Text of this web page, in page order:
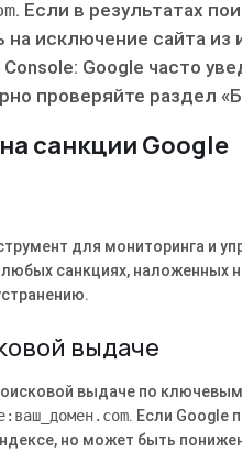
. Если в результатах
исключение сайта из
Google часто
проверяйте раздел
санкции Google
для мониторинга и
санкциях, наложенных
выдаче
выдаче по
. Если Google
но может быть